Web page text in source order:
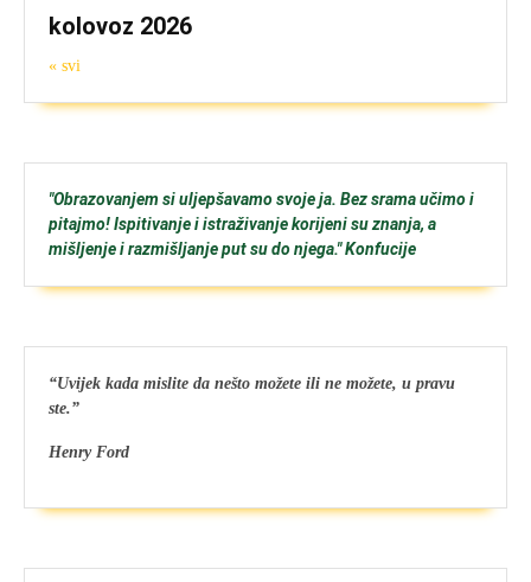
kolovoz 2026
« svi
"Obrazovanjem si uljepšavamo svoje ja. Bez srama učimo i
pitajmo! Ispitivanje i istraživanje korijeni su znanja, a
mišljenje i razmišljanje put su do njega." Konfucije
“Uvijek kada mislite da nešto možete ili ne možete, u pravu
ste.”
Henry Ford